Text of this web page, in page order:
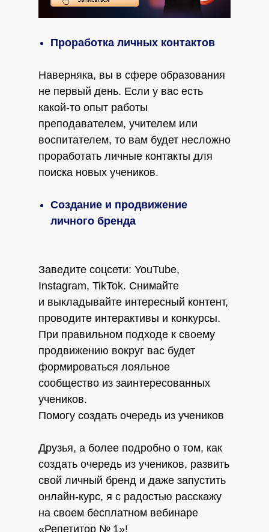
Проработка личных контактов
Наверняка, вы в сфере образования
не первый день. Если у вас есть
какой-то опыт работы
преподавателем, учителем или
воспитателем, то вам будет несложно
проработать личные контакты для
поиска новых учеников.
Создание и продвижение
личного бренда
Заведите соцсети: YouTube,
Instagram, TikTok. Снимайте
и выкладывайте интересный контент,
проводите интерактивы и конкурсы.
При правильном подходе к своему
продвижению вокруг вас будет
формироваться лояльное
сообщество из заинтересованных
учеников.
Помогу создать очередь из учеников
Друзья, а более подробно о том, как
создать очередь из учеников, развить
свой личный бренд и даже запустить
онлайн-курс, я с радостью расскажу
на своем бесплатном вебинаре
«Репетитор № 1»!